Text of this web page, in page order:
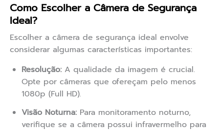
Como Escolher a Câmera de Segurança
Ideal?
Escolher a câmera de segurança ideal envolve
considerar algumas características importantes:
Resolução: A qualidade da imagem é crucial.
Opte por câmeras que ofereçam pelo menos
1080p (Full HD).
Visão Noturna: Para monitoramento noturno,
verifique se a câmera possui infravermelho para